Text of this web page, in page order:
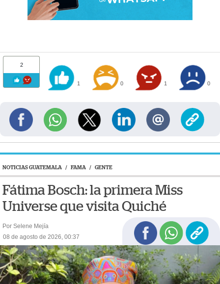
2
1 0 1 0
NOTICIAS GUATEMALA / FAMA / GENTE
Fátima Bosch: la primera Miss
Universe que visita Quiché
Por Selene Mejía
08 de agosto de 2026, 00:37